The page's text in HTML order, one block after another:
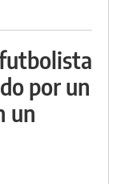
por un
un